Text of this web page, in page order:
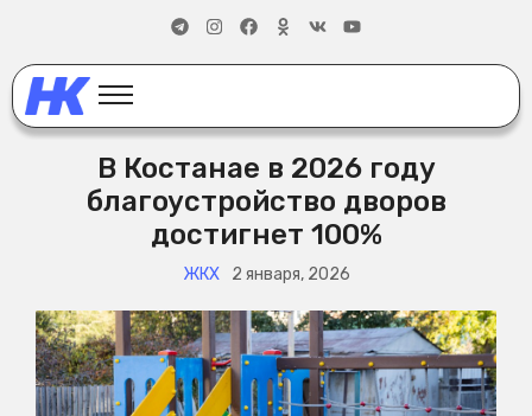
В Костанае в 2026 году
благоустройство дворов
достигнет 100%
ЖКХ 2 января, 2026